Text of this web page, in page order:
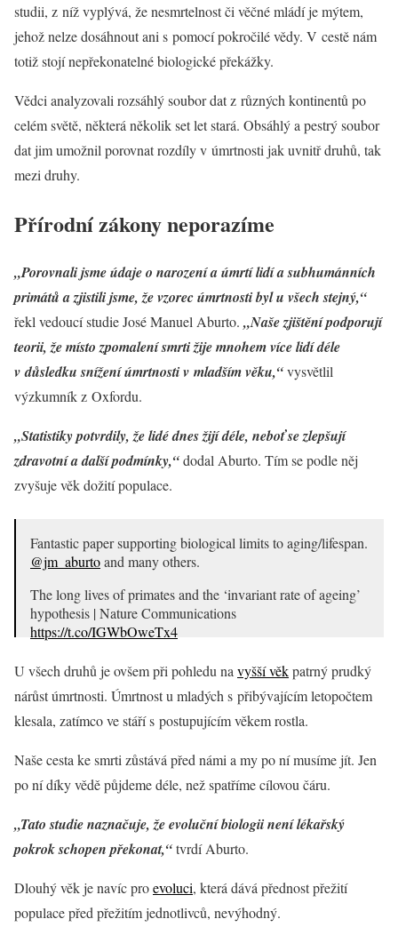
studii, z níž vyplývá, že nesmrtelnost či věčné mládí je mýtem,
jehož nelze dosáhnout ani s pomocí pokročilé vědy. V cestě nám
totiž stojí nepřekonatelné biologické překážky.
Vědci analyzovali rozsáhlý soubor dat z různých kontinentů po
celém světě, některá několik set let stará. Obsáhlý a pestrý soubor
dat jim umožnil porovnat rozdíly v úmrtnosti jak uvnitř druhů, tak
mezi druhy.
Přírodní zákony neporazíme
„Porovnali jsme údaje o narození a úmrtí lidí a subhumánních
primátů a zjistili jsme, že vzorec úmrtnosti byl u všech stejný,“
řekl vedoucí studie José Manuel Aburto. „Naše zjištění podporují
teorii, že místo zpomalení smrti žije mnohem více lidí déle
v důsledku snížení úmrtnosti v mladším věku,“vysvětlil
výzkumník z Oxfordu.
„Statistiky potvrdily, že lidé dnes žijí déle, neboť se zlepšují
zdravotní a další podmínky,“dodal Aburto. Tím se podle něj
zvyšuje věk dožití populace.
Fantastic paper supporting biological limits to aging/lifespan.
@jm_aburto⁩ and many others.
The long lives of primates and the ‘invariant rate of ageing’
hypothesis | Nature Communications
https://t.co/IGWbOweTx4
— Sam Clark (@sinafala)June 17, 2021
U všech druhů je ovšem při pohledu navyšší věkpatrný prudký
nárůst úmrtnosti. Úmrtnost u mladých s přibývajícím letopočtem
klesala, zatímco ve stáří s postupujícím věkem rostla.
Naše cesta ke smrti zůstává před námi a my po ní musíme jít. Jen
po ní díky vědě půjdeme déle, než spatříme cílovou čáru.
„Tato studie naznačuje, že evoluční biologii není lékařský
pokrok schopen překonat,“tvrdí Aburto.
Dlouhý věk je navíc proevoluci, která dává přednost přežití
populace před přežitím jednotlivců, nevýhodný.